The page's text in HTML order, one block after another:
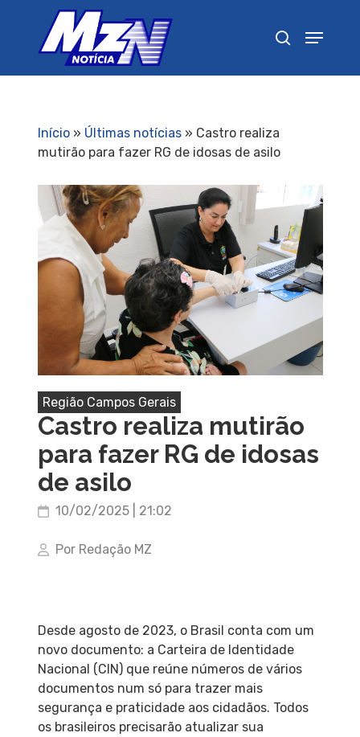
Início» Últimas notícias» Castro realiza
mutirão para fazer RG de idosas de asilo
Região Campos Gerais
Castro realiza mutirão
para fazer RG de idosas
de asilo
10/02/2025 | 21:02
Por Redação MZ
Desde agosto de 2023, o Brasil conta com um
novo documento: a Carteira de Identidade
Nacional (CIN) que reúne números de vários
documentos num só para trazer mais
segurança e praticidade aos cidadãos. Todos
os brasileiros precisarão atualizar sua